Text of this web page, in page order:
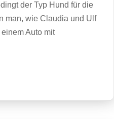
der Typ Hund für die
man, wie Claudia und Ulf
Auto mit